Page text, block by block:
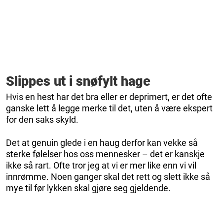
Slippes ut i snøfylt hage
Hvis en hest har det bra eller er deprimert, er det ofte
ganske lett å legge merke til det, uten å være ekspert
for den saks skyld.
Det at genuin glede i en haug derfor kan vekke så
sterke følelser hos oss mennesker – det er kanskje
ikke så rart. Ofte tror jeg at vi er mer like enn vi vil
innrømme. Noen ganger skal det rett og slett ikke så
mye til før lykken skal gjøre seg gjeldende.